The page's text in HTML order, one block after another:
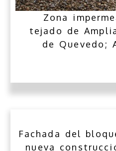
Zona
tejado de
de Quevedo;
Fachada del
nueva